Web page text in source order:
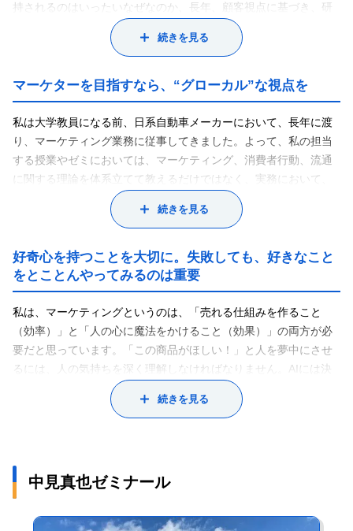
持されるのはいったいなぜなのか、長年、顧客視点に基づき、研
お客様がヤオコーにどんな印象を持っているのかを店頭でお客様
困りごとを解決してくれる」という意見でした。例えば、店内で
の調理販売は今や珍しくありませんが、ヤオコーではそれぞれの
顧客の家庭環境に見合ったメニュー提案を行っていて、これがと
ても好評です。お客様は「モノを買う」ためではなく、「ヤオコ
ーへ行く」こと自体を目的にしているのです。スタッフ一人一人
にある程度権限を持たせ、顧客視点に基づき、上司に相談せず、
自分の判断で行動することができるのがヤオコー従業員の大きな
る」のではなく、「食に関するライフスタイルを提案する」とい
うヤオコー独自の文化につながっています。
このように、小売企業のイノベーションプロセスを3つの視点（店
頭マーケティング視点、経営的視点、場（コミュニティ）におけ
る価値共創視点）から複眼的に分析するマーケティング研究を行
っています。
続きを見る
マーケターを目指すなら、“グローカル”な視点を
私は大学教員になる前、日系自動車メーカーにおいて、長年に渡
り、マーケティング業務に従事してきました。よって、私の担当
する授業やゼミにおいては、マーケティング、消費者行動、流通
に関する理論を体系立てて教えるだけではなく、実務において、
マーケティング業務がどのような役割を果たしているのかを具体
例を交えながら教えています。また、私の授業やゼミの特徴とし
講義も行っています。今まさに企業の第一線で活躍しているマー
ケティングに関わる経営幹部の方々の話を聞くことは、学生たち
にとって、大いに刺激になることでしょう。マーケティングの教
科書で語られている理論だけを勉強するのではなく、「生きた学
問」として、楽しみながらマーケティングを理解してほしいので
す。マーケティングは、右脳と左脳をバランスよく使う、オーケ
ストラの指揮者のような仕事です。1人でも多くの皆さんにこのマ
ーケティングの面白さを伝えたい。そして、世の中から認められ
る本物のマーケターに育ってほしいと願っています。
他人の価値観を受け入れることは到底できません。皆さんは日本
の歴史や文化をどれだけ知っていますか。海外の人に対し、日本
のことをきちんと言葉で説明することはできますか。マーケティ
続きを見る
好奇心を持つことを大切に。失敗しても、好きなこと
をとことんやってみるのは重要
私は、マーケティングというのは、「売れる仕組みを作ること
（効率）」と「人の心に魔法をかけること（効果）」の両方が必
要だと思っています。「この商品がほしい！」と人を夢中にさせ
るには、人の気持ちを深く理解しなければなりません。AIには決
してできない仕事だと思います。ただ、魔法をかけるのは簡単で
はありません。人を理解するために、たくさんの人と出会い、い
ね。多少の失敗は気にしなくてかまいません。私も数え切れない
ほど失敗や挫折を経験してきました。それが「次こそは！」とい
うモチベーションの源になったり、「自分は何がしたいのか」と
考えたりするきっかけになりました。「好きこそものの上手な
続きを見る
中見真也ゼミナール